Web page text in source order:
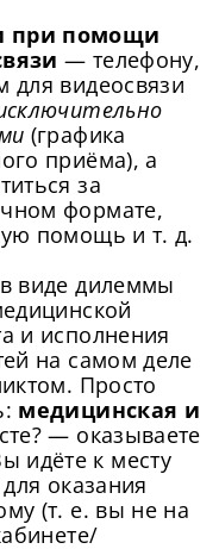
при помощи
— телефону,
видеосвязи
(графика
приёма), а
за
формате,
помощь и т. д.
виде дилеммы
и исполнения
на самом деле
Просто
медицинская и
— оказываете
к месту
оказания
(т. е. вы не на